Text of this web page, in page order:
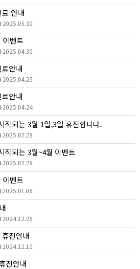
안내
2025.05.30
이벤트
2025.04.30
안내
2025.04.25
안내
2025.04.24
작되는 3월 1일,3일 휴진합니다.
2025.02.28
작되는 3월~4월 이벤트
2025.02.28
이벤트
2025.01.06
2024.12.26
진안내
2024.12.10
진안내